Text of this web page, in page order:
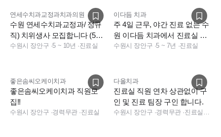
쪼개서 쓰는것도 얼마든지 가능
(4명이서 간맥 ~ 스탭 전원 1박2일 여행 등등)
- 간식 & 커피
직원실에 제빙기·커피머신 구비
연세수치과교정과치과의원
수원 연세수치과교정과/ 정규
직) 치위생사 모집합니다 (5년
차 이상)
수원시 장안구 ·5 ~ 10년 ·진료실
이다듬 치과
주 4일 근무, 야간 진료 없는 수
원 이다듬 치과에서 진료실 선
생님 모집합니다.
수원시 장안구 ·5 ~ 7년 ·진료실
좋은솜씨오케이치과
좋은솜씨오케이치과 직원모
집!!
수원시 장안구 ·경력무관·진료실
다올치과
진료실 직원 연차 상관없이 구
인 및 진료 팀장 구인 합니다.
수원시 장안구 ·경력무관· 진료실, 진료팀장